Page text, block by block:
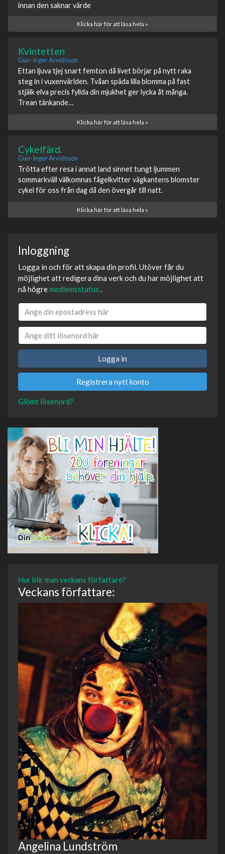
innan den saknar värde
Klicka här för att läsa hela »
Kvintetten
Gun-Inger Arvidsson
Ettan ljuva tjej snart femton då livet börjar på nytt raka
steg in i vuxenvärlden. Tvåan späda lilla blomma på fast
stjälk elva precis fyllda din mjukhet ger lycka åt många.
Trean tänkande…
Klicka här för att läsa hela »
Cykelfärd.
Gun-Inger Arvidsson
Trötta efter resa i annat land sinnet tungt ljummen
sommarkväll välkomnas fågelkvitter vägkantens blomster
cykel för oss från dag då den övergår till natt.
Klicka här för att läsa hela »
Inloggning
Logga in och för att skapa din profil. Utöver får du
möjlighet att redigera dina verk och du har möjlighet att
nå högremedlemsstatus .
Logga in
Registrera nytt konto
Glömt lösenord?
Hur blir man veckans författare?
Veckans författare:
Angelina Lundström